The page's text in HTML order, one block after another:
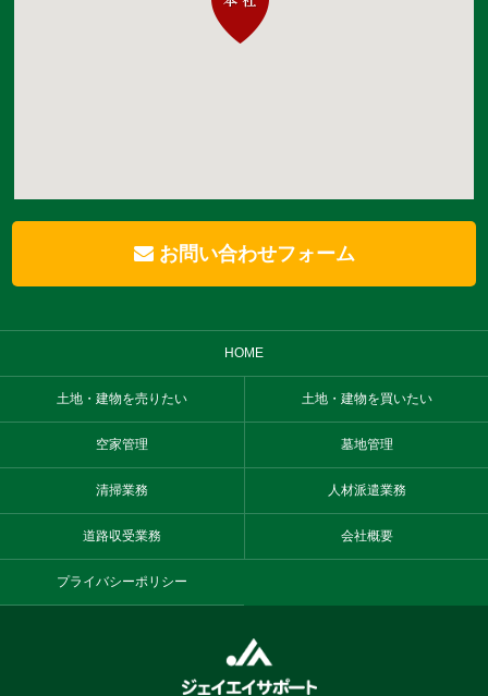
お問い合わせフォーム
HOME
土地・建物を売りたい 土地・建物を買いたい
空家管理 墓地管理
清掃業務 人材派遣業務
道路収受業務 会社概要
プライバシーポリシー